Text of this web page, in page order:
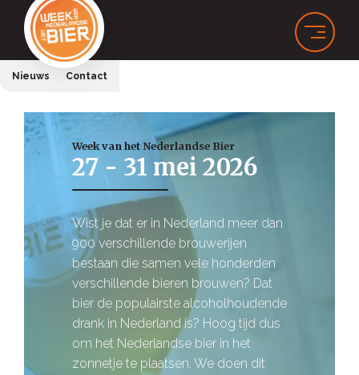
Nieuws Contact
Week van het Nederlandse Bier
27 - 31 mei 2026
Wist je dat er in Nederland meer dan
900 verschillende brouwerijen
bestaan die samen vele honderden
verschillende bieren brouwen? Dat
bier de populairste alcoholhoudende
drank in Nederland is? Hoog tijd dus
om het Nederlandse bier in het
zonnetje te plaatsen. We doen dit